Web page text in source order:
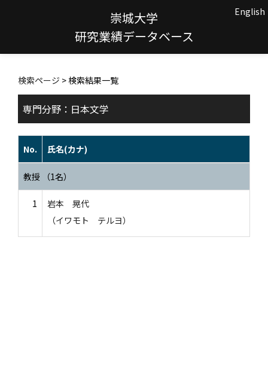
崇城大学
研究業績データベース
English
検索ページ > 検索結果一覧
専門分野：日本文学
No. 氏名(カナ)
教授 （1名）
1
岩本 晃代
（イワモト テルヨ）